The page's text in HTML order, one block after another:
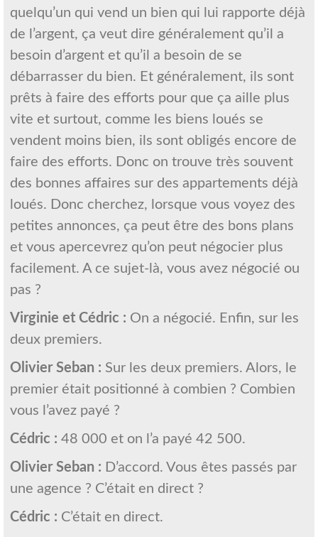
quelqu’un qui vend un bien qui lui rapporte déjà
de l’argent, ça veut dire généralement qu’il a
besoin d’argent et qu’il a besoin de se
débarrasser du bien. Et généralement, ils sont
prêts à faire des efforts pour que ça aille plus
vite et surtout, comme les biens loués se
vendent moins bien, ils sont obligés encore de
faire des efforts. Donc on trouve très souvent
des bonnes affaires sur des appartements déjà
loués. Donc cherchez, lorsque vous voyez des
petites annonces, ça peut être des bons plans
et vous apercevrez qu’on peut négocier plus
facilement. A ce sujet-là, vous avez négocié ou
pas ?
Virginie et Cédric : On a négocié. Enfin, sur les
deux premiers.
Olivier Seban : Sur les deux premiers. Alors, le
premier était positionné à combien ? Combien
vous l’avez payé ?
Cédric : 48 000 et on l’a payé 42 500.
Olivier Seban : D’accord. Vous êtes passés par
une agence ? C’était en direct ?
Cédric : C’était en direct.